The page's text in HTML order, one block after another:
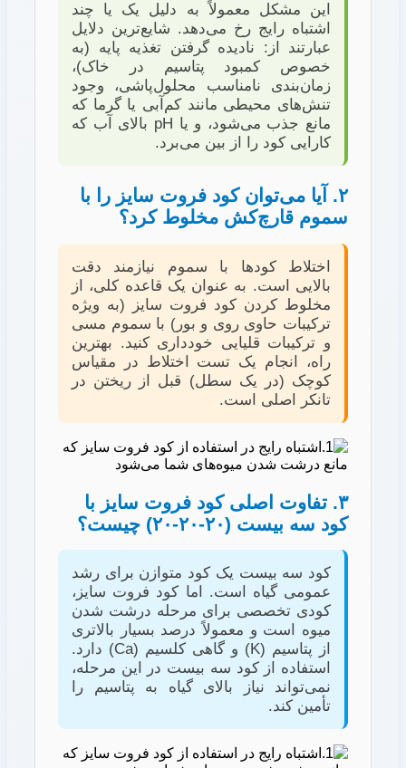
این مشکل معمولاً به دلیل یک یا چند
اشتباه رایج رخ می‌دهد. شایع‌ترین دلایل
عبارتند از: نادیده گرفتن تغذیه پایه (به
خصوص کمبود پتاسیم در خاک)،
زمان‌بندی نامناسب محلول‌پاشی، وجود
تنش‌های محیطی مانند کم‌آبی یا گرما که
مانع جذب می‌شود، و یا pH بالای آب که
کارایی کود را از بین می‌برد.
۲. آیا می‌توان کود فروت سایز را با
سموم قارچ‌کش مخلوط کرد؟
اختلاط کودها با سموم نیازمند دقت
بالایی است. به عنوان یک قاعده کلی، از
مخلوط کردن کود فروت سایز (به ویژه
ترکیبات حاوی روی و بور) با سموم مسی
و ترکیبات قلیایی خودداری کنید. بهترین
راه، انجام یک تست اختلاط در مقیاس
کوچک (در یک سطل) قبل از ریختن در
تانکر اصلی است.
۳. تفاوت اصلی کود فروت سایز با
کود سه بیست (۲۰-۲۰-۲۰) چیست؟
کود سه بیست یک کود متوازن برای رشد
عمومی گیاه است. اما کود فروت سایز،
کودی تخصصی برای مرحله درشت شدن
میوه است و معمولاً درصد بسیار بالاتری
از پتاسیم (K) و گاهی کلسیم (Ca) دارد.
استفاده از کود سه بیست در این مرحله،
نمی‌تواند نیاز بالای گیاه به پتاسیم را
تأمین کند.